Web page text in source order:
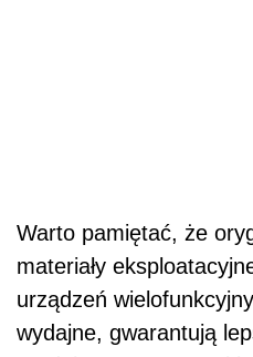
Warto pamiętać, że
materiały
urządzeń
wydajne, gwarantują